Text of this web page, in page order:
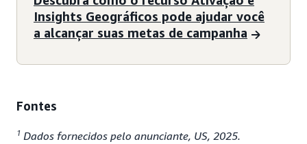
Insights Geográficos pode ajudar você
a alcançar suas metas de campanha
Fontes
1 Dados fornecidos pelo anunciante, US, 2025.